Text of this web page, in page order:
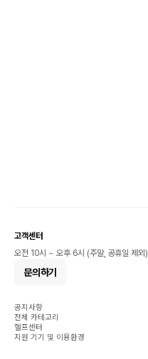
고객센터
오전 10시 ~ 오후 6시 (주말, 공휴일 제외)
문의하기
공지사항
전체 카테고리
헬프센터
지원 기기 및 이용환경